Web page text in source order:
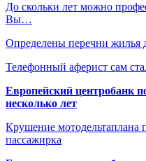
До скольки лет можно
Вы…
Определены перечни жилья
Телефонный аферист сам
Европейский центробанк
несколько лет
Крушение
пассажирка